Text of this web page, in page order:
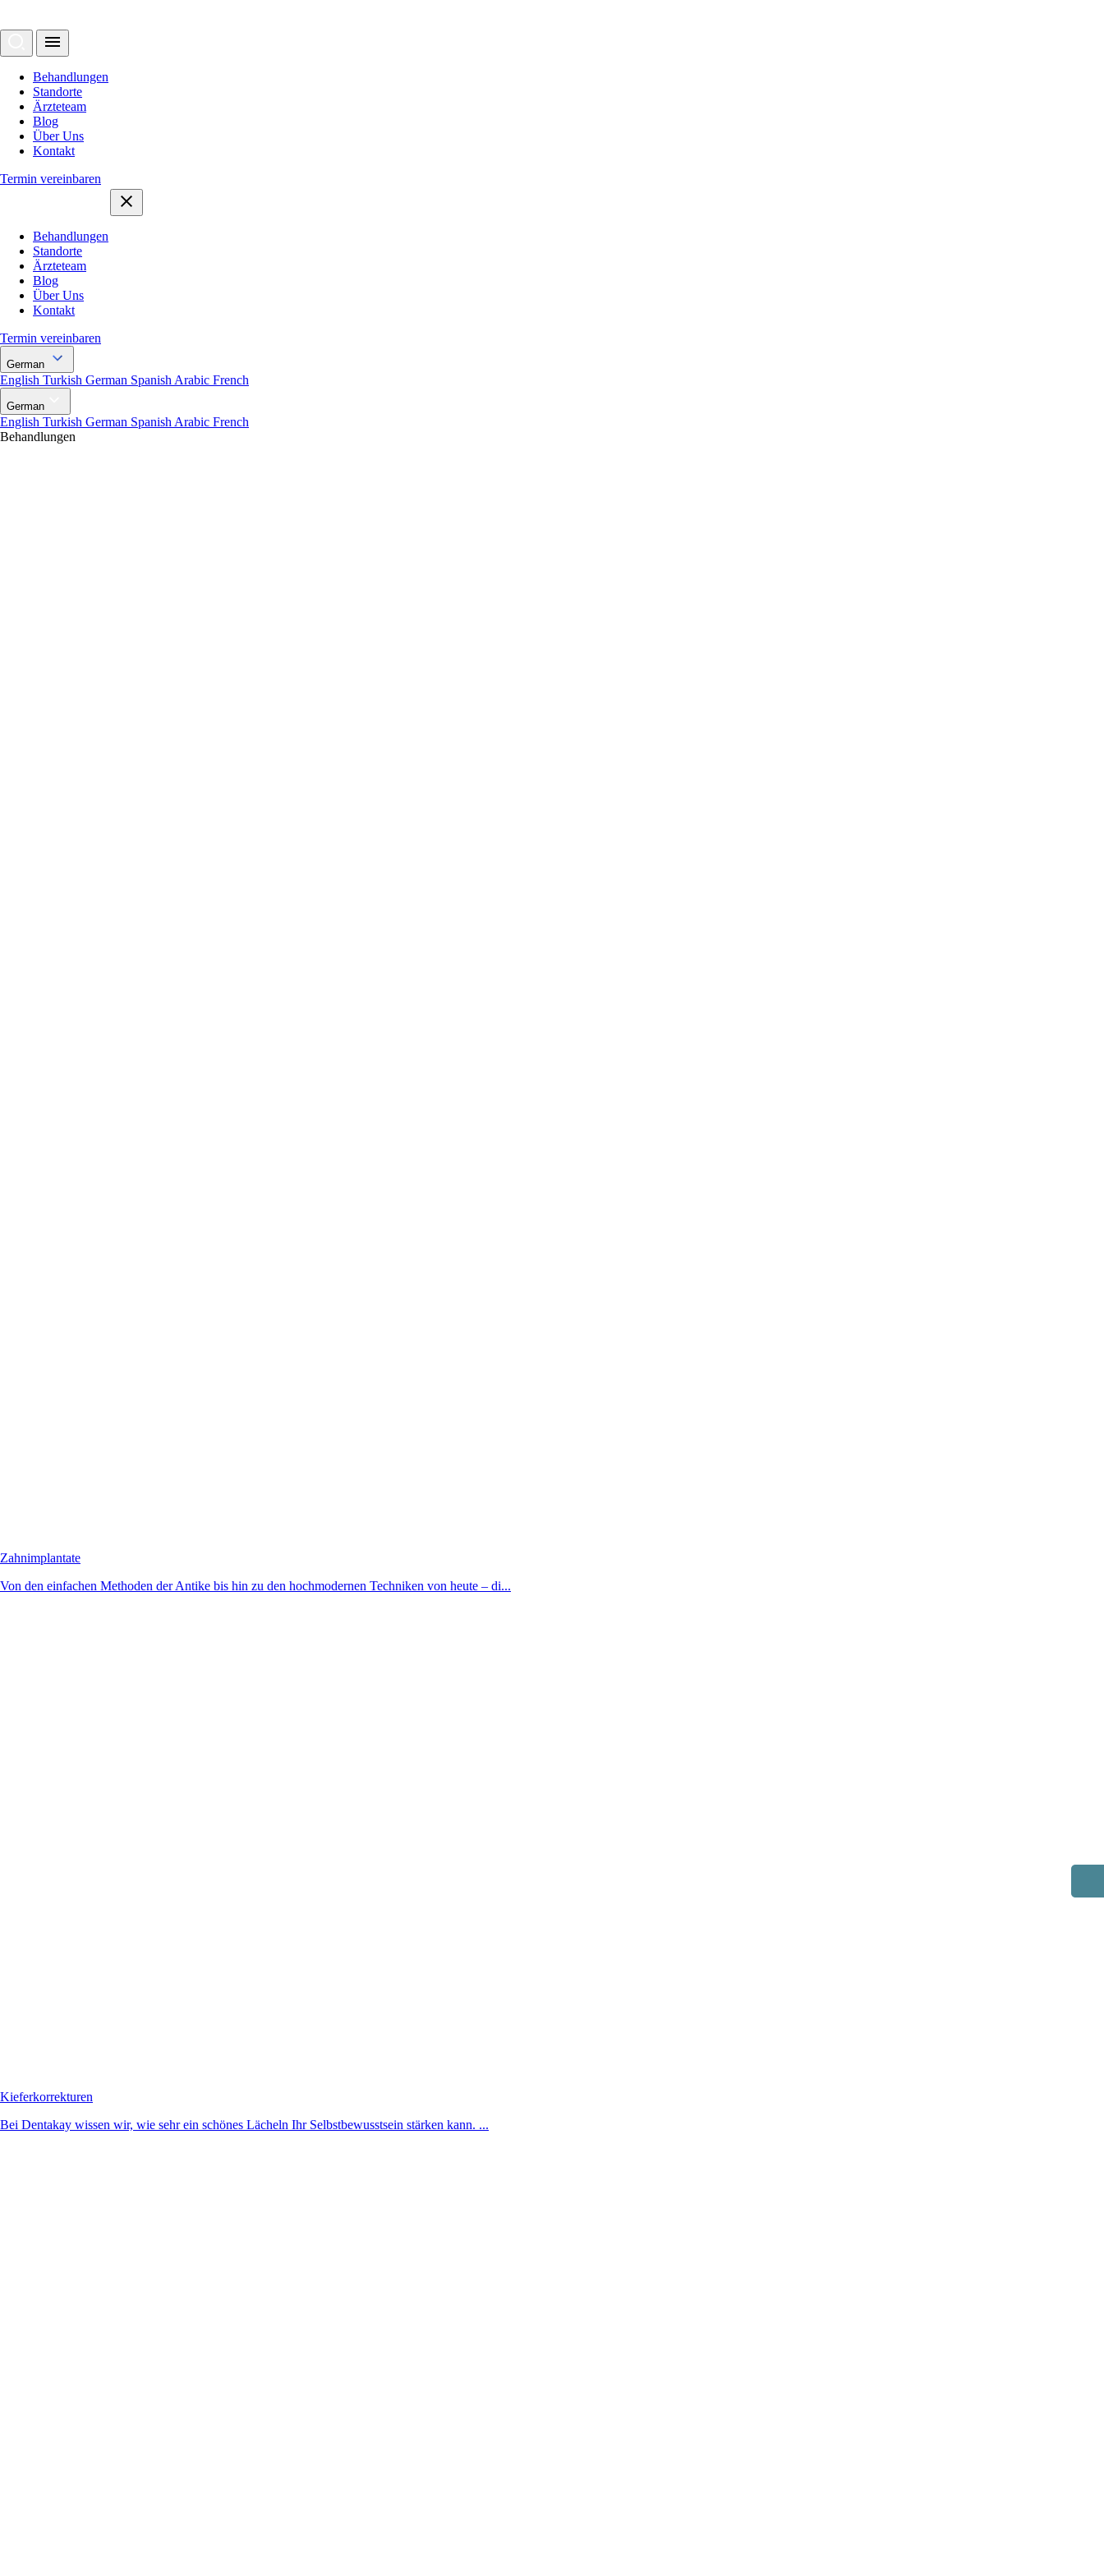
Behandlungen
Standorte
Ärzteteam
Blog
Über Uns
Kontakt
Termin vereinbaren
Behandlungen
Standorte
Ärzteteam
Blog
Über Uns
Kontakt
Termin vereinbaren
German
English Turkish German Spanish Arabic French
German
English Turkish German Spanish Arabic French
Behandlungen
Zahnimplantate
Von den einfachen Methoden der Antike bis hin zu den hochmodernen Techniken von heute – di...
Kieferkorrekturen
Bei Dentakay wissen wir, wie sehr ein schönes Lächeln Ihr Selbstbewusstsein stärken kann. ...